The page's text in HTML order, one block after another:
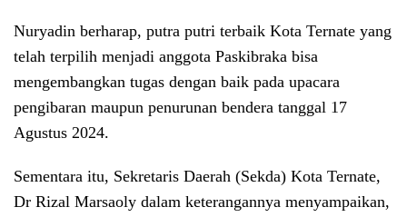
Nuryadin berharap, putra putri terbaik Kota Ternate yang
telah terpilih menjadi anggota Paskibraka bisa
mengembangkan tugas dengan baik pada upacara
pengibaran maupun penurunan bendera tanggal 17
Agustus 2024.
Sementara itu, Sekretaris Daerah (Sekda) Kota Ternate,
Dr Rizal Marsaoly dalam keterangannya menyampaikan,